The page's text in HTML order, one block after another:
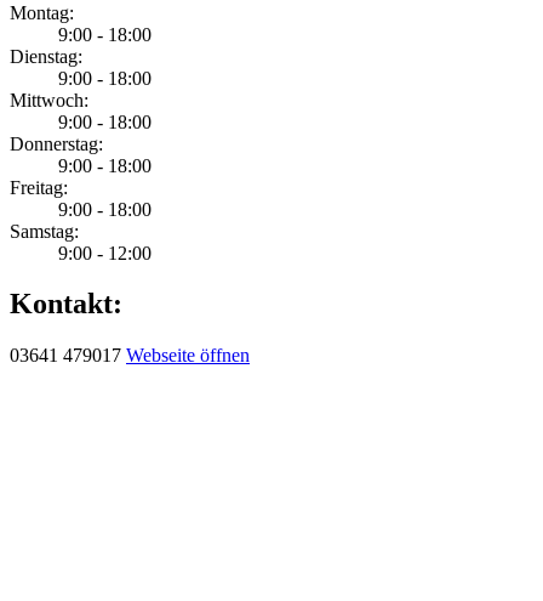
Montag:
9:00 - 18:00
Dienstag:
9:00 - 18:00
Mittwoch:
9:00 - 18:00
Donnerstag:
9:00 - 18:00
Freitag:
9:00 - 18:00
Samstag:
9:00 - 12:00
Kontakt:
03641 479017 Webseite öffnen